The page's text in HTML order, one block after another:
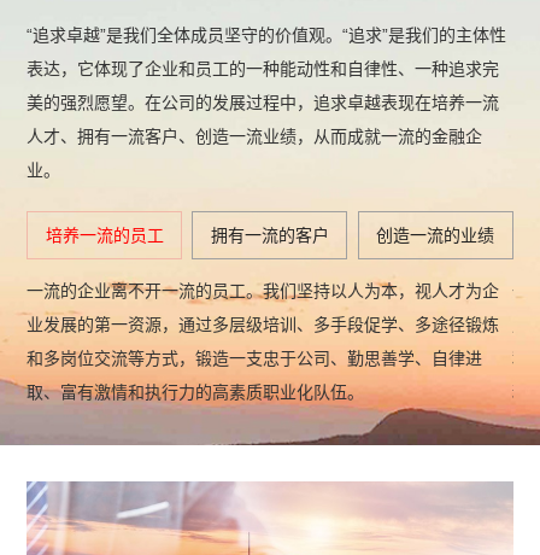
“追求卓越”是我们全体成员坚守的价值观。“追求”是我们的主体性
表达，它体现了企业和员工的一种能动性和自律性、一种追求完
美的强烈愿望。在公司的发展过程中，追求卓越表现在培养一流
人才、拥有一流客户、创造一流业绩，从而成就一流的金融企
业。
培养一流的员工 拥有一流的客户 创造一流的业绩
一流的企业离不开一流的员工。我们坚持以人为本，视人才为企
业发展的第一资源，通过多层级培训、多手段促学、多途径锻炼
和多岗位交流等方式，锻造一支忠于公司、勤思善学、自律进
取、富有激情和执行力的高素质职业化队伍。
一
程
精
双